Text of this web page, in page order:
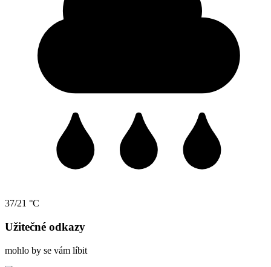
37/21 °C
Užitečné odkazy
mohlo by se vám líbit